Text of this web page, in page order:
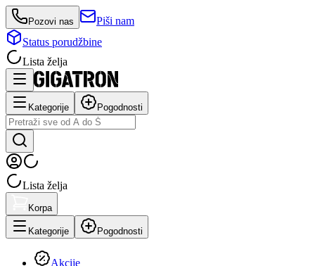
Pozovi nas
Piši nam
Status porudžbine
Lista želja
Kategorije Pogodnosti
Lista želja
Korpa
Kategorije Pogodnosti
Akcije